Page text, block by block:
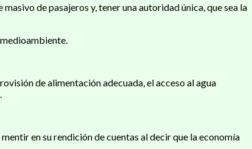
de pasajeros y, tener una autoridad única, que sea la
de alimentación adecuada, el acceso al agua
en su rendición de cuentas al decir que la economía